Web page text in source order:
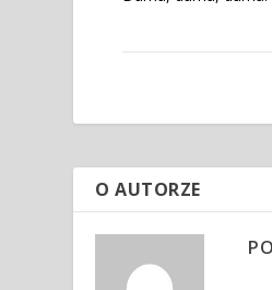
O AUTORZE